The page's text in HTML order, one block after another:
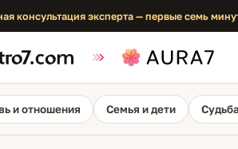
консультация эксперта — первые семь
и отношения Семья и дети